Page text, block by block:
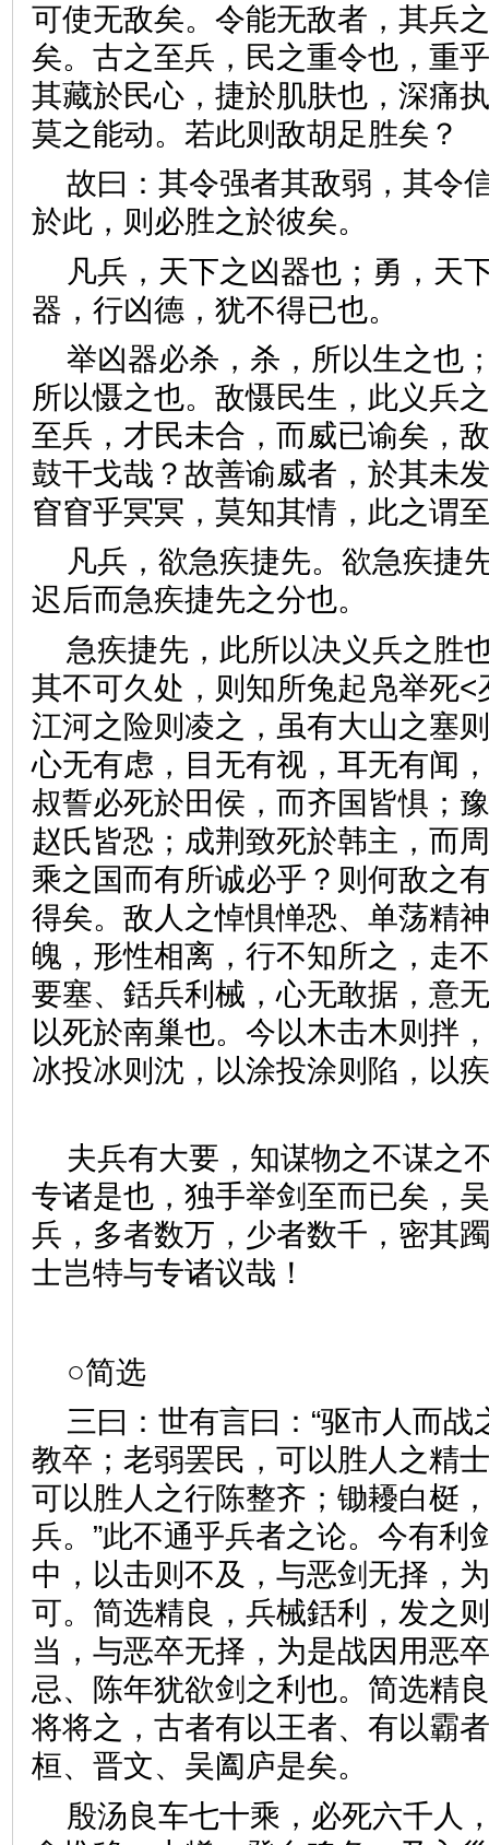
可使无敌矣。令能无敌者，其兵
矣。古之至兵，民之重令也，重
其藏於民心，捷於肌肤也，深痛
莫之能动。若此则敌胡足胜
故曰：其令强者其敌弱，其令
於此，则必胜之於彼矣。
凡兵，天下之凶器也；勇，天
器，行凶德，犹不得已也。
举凶器必杀，杀，所以生之也
所以慑之也。敌慑民生，此义兵
至兵，才民未合，而威已谕矣，
鼓干戈哉？故善谕威者，於其未
窅窅乎冥冥，莫知其情，此之
凡兵，欲急疾捷先。欲急疾捷
迟后而急疾捷先之分也。
急疾捷先，此所以决义兵之胜
其不可久处，则知所兔起凫举死<
江河之险则凌之，虽有大山之塞
心无有虑，目无有视，耳无有闻
叔誓必死於田侯，而齐国皆惧；
赵氏皆恐；成荆致死於韩主，而
乘之国而有所诚必乎？则何敌之
得矣。敌人之悼惧惮恐、单荡精
魄，形性相离，行不知所之，走
要塞、銛兵利械，心无敢据，意
以死於南巢也。今以木击木则拌
冰投冰则沈，以涂投涂则陷，
夫兵有大要，知谋物之不谋之
专诸是也，独手举剑至而已矣，
兵，多者数万，少者数千，密其
士岂特与专诸议哉！
○简选
三曰：世有言曰：“驱市人而
教卒；老弱罢民，可以胜人之精
可以胜人之行陈整齐；锄耰白梃
兵。”此不通乎兵者之论。今有利
中，以击则不及，与恶剑无择，
可。简选精良，兵械銛利，发之
当，与恶卒无择，为是战因用恶
忌、陈年犹欲剑之利也。简选精
将将之，古者有以王者、有以霸
桓、晋文、吴阖庐是矣。
殷汤良车七十乘，必死六千人